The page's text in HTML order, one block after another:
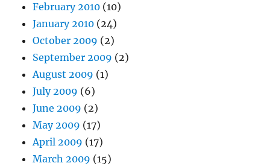
February 2010 (10)
January 2010 (24)
October 2009 (2)
September 2009 (2)
August 2009 (1)
July 2009 (6)
June 2009 (2)
May 2009 (17)
April 2009 (17)
March 2009 (15)